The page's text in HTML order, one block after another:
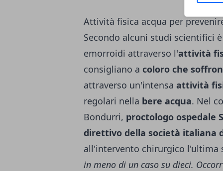
Attività fisica acqua per
Secondo alcuni studi scientifici
emorroidi attraverso l'attività
consigliano a coloro che
attraverso un'intensa attività
regolari nella bere acqua. Nel
Bondurri, proctologo ospedale
direttivo della società italiana
all'intervento chirurgico l'ultima
in meno di un caso su dieci.